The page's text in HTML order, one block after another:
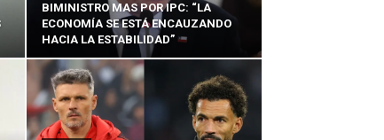
BIMINISTRO MAS POR IPC: “LA
ECONOMÍA SE ESTÁ ENCAUZANDO
HACIA LA ESTABILIDAD”